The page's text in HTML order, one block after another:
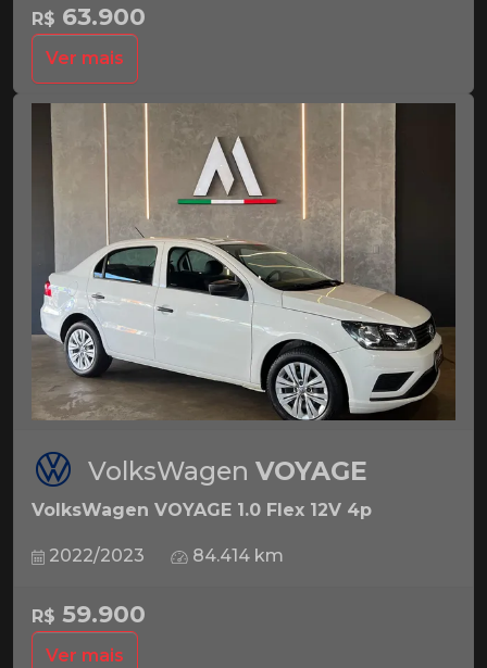
R$ 63.900
Ver mais
VolksWagen VOYAGE
VolksWagen VOYAGE 1.0 Flex 12V 4p
2022/2023 84.414 km
R$ 59.900
Ver mais